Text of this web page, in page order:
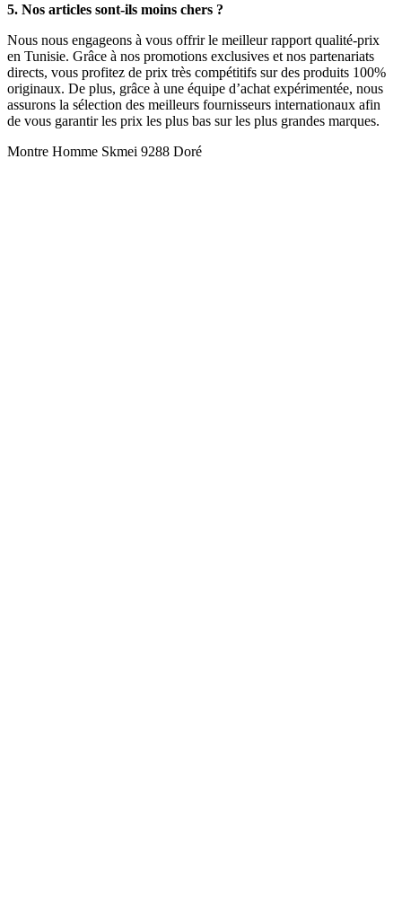
5. Nos articles sont-ils moins chers ?
Nous nous engageons à vous offrir le meilleur rapport qualité-prix
en Tunisie. Grâce à nos promotions exclusives et nos partenariats
directs, vous profitez de prix très compétitifs sur des produits 100%
originaux. De plus, grâce à une équipe d’achat expérimentée, nous
assurons la sélection des meilleurs fournisseurs internationaux afin
de vous garantir les prix les plus bas sur les plus grandes marques.
Montre Homme Skmei 9288 Doré